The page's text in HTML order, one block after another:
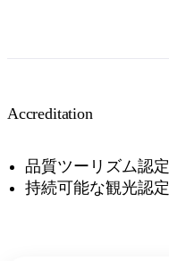
Accreditation
品質ツーリズム認定
持続可能な観光認定